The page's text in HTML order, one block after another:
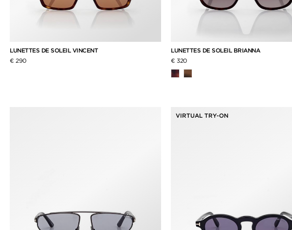
LUNETTES DE SOLEIL VINCENT
€ 290
LUNETTES DE SOLEIL BRIANNA
€ 320
VIRTUAL TRY-ON